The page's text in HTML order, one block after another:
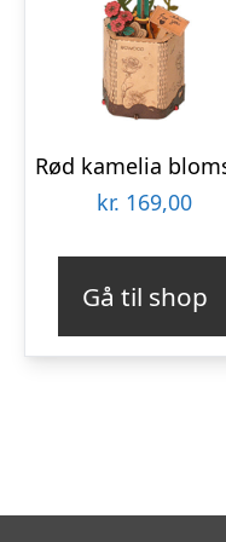
kr. 169,00
Gå til shop